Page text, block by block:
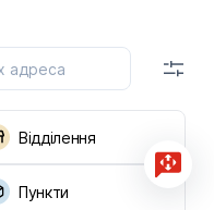
Відділення
Пункти